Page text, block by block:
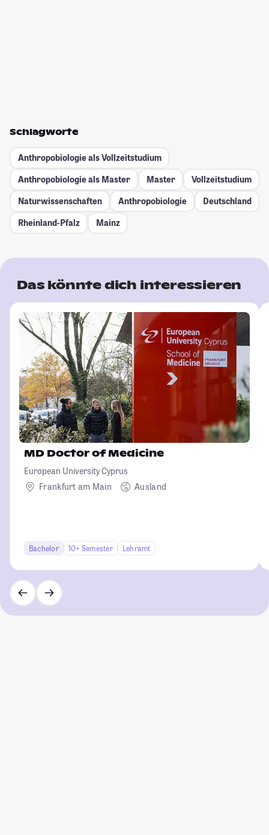
Schlagworte
Anthropobiologie als Vollzeitstudium
Anthropobiologie als Master
Master
Vollzeitstudium
Naturwissenschaften
Anthropobiologie
Deutschland
Rheinland-Pfalz
Mainz
Das könnte dich interessieren
MD Doctor of Medicine
European University Cyprus
Frankfurt am Main
Ausland
Bachelor 10+ Semester Lehramt